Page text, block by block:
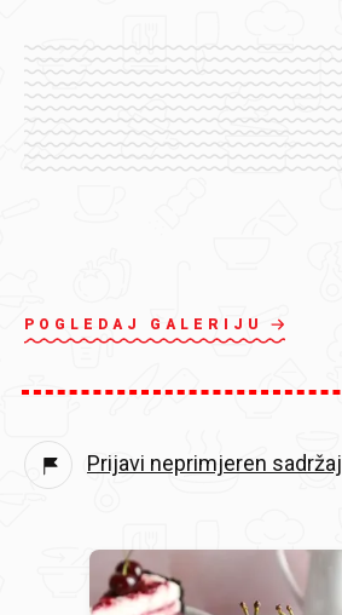
POGLEDAJ GALERIJU
Prijavi neprimjeren sadržaj